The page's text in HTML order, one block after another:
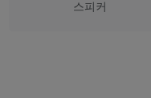
스피커